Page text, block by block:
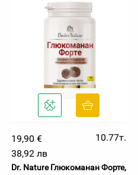
19,90 €
10.77т.
38,92 лв
Dr. Nature Глюкоманан Форте,